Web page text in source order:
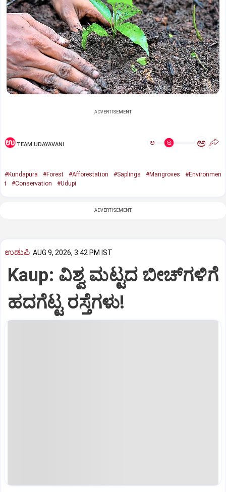
ADVERTISEMENT
TEAM UDAYAVANI ಅ ಅ
#Kundapura #Forest #Afforestation #Saplings #Mangroves
#Environmen
t
#Conservation #Udupi
ADVERTISEMENT
ಉಡುಪಿ AUG 9, 2026, 3:42 PM IST
Kaup: ವಿಶ್ವ ಮಟ್ಟದ ಬೀಚ್‌ಗಳಿಗೆ
ಹದಗೆಟ್ಟ ರಸ್ತೆಗಳು!